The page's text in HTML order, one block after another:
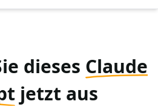
dieses Claude
jetzt aus